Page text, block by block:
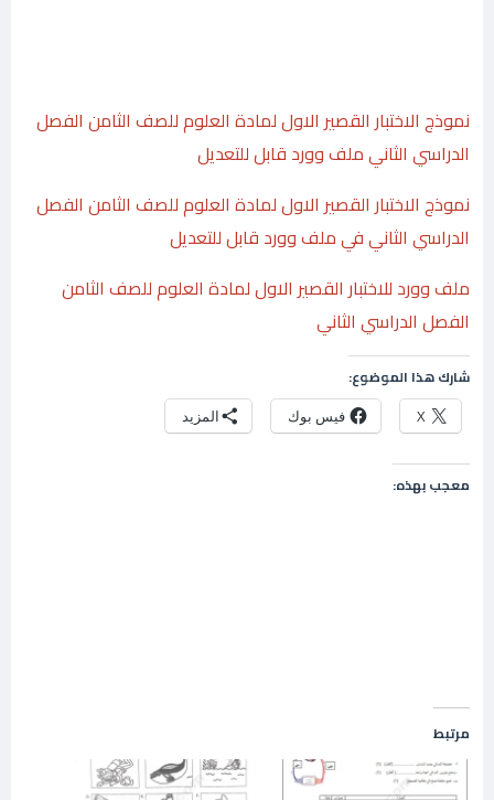
نموذج الاختبار القصير الاول لمادة العلوم للصف الثامن الفصل
الدراسي الثاني ملف وورد قابل للتعديل
نموذج الاختبار القصير الاول لمادة العلوم للصف الثامن الفصل
الدراسي الثاني في ملف وورد قابل للتعديل
ملف وورد للاختبار القصير الاول لمادة العلوم للصف الثامن
الفصل الدراسي الثاني
شارك هذا الموضوع:
X فيس بوك المزيد
معجب بهذه:
مرتبط